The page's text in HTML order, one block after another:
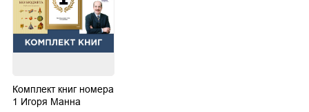
Комплект книг номера
1 Игоря Манна